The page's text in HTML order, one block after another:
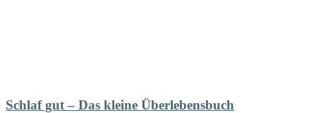
Schlaf gut – Das kleine Überlebensbuch